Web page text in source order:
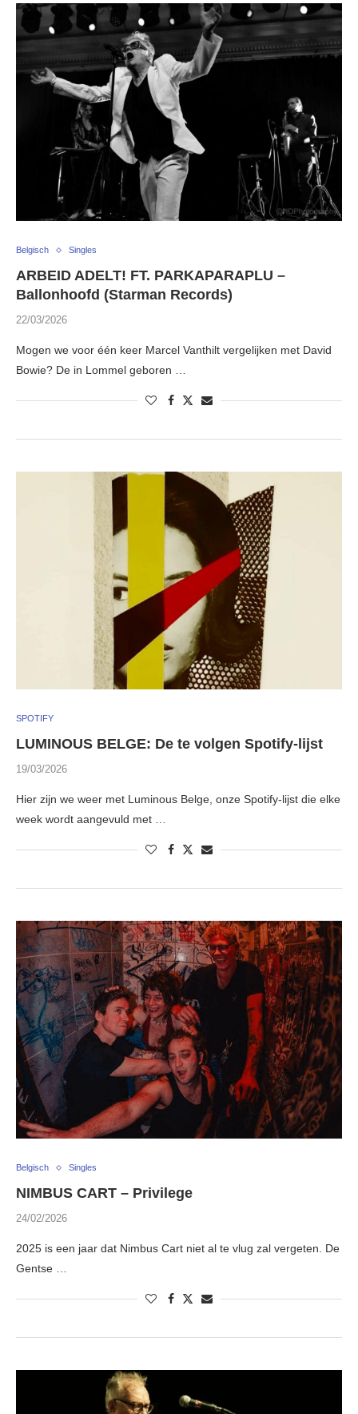
Belgisch Singles
ARBEID ADELT! FT. PARKAPARAPLU –
Ballonhoofd (Starman Records)
22/03/2026
Mogen we voor één keer Marcel Vanthilt vergelijken met David
Bowie? De in Lommel geboren …
SPOTIFY
LUMINOUS BELGE: De te volgen Spotify-lijst
19/03/2026
Hier zijn we weer met Luminous Belge, onze Spotify-lijst die elke
week wordt aangevuld met …
Belgisch Singles
NIMBUS CART – Privilege
24/02/2026
2025 is een jaar dat Nimbus Cart niet al te vlug zal vergeten. De
Gentse …